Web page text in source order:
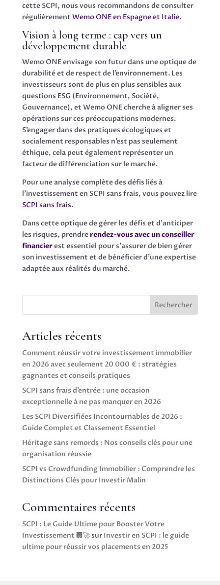
cette SCPI, nous vous recommandons de consulter
régulièrement Wemo ONE en Espagne et Italie.
Vision à long terme : cap vers un
développement durable
Wemo ONE envisage son futur dans une optique de
durabilité et de respect de l’environnement. Les
investisseurs sont de plus en plus sensibles aux
questions ESG (Environnement, Société,
Gouvernance), et Wemo ONE cherche à aligner ses
opérations sur ces préoccupations modernes.
S’engager dans des pratiques écologiques et
socialement responsables n’est pas seulement
éthique, cela peut également représenter un
facteur de différenciation sur le marché.
Pour une analyse complète des défis liés à
l’investissement en SCPI sans frais, vous pouvez lire
SCPI sans frais.
Dans cette optique de gérer les défis et d’anticiper
les risques, prendre rendez-vous avec un conseiller
financierest essentiel pour s’assurer de bien gérer
son investissement et de bénéficier d’une expertise
adaptée aux réalités du marché.
Rechercher
Articles récents
Comment réussir votre investissement immobilier
en 2026 avec seulement 20 000 € : stratégies
gagnantes et conseils pratiques
SCPI sans frais d’entrée : une occasion
exceptionnelle à ne pas manquer en 2026
Les SCPI Diversifiées Incontournables de 2026 :
Guide Complet et Classement Essentiel
Héritage sans remords : Nos conseils clés pour une
organisation réussie
SCPI vs Crowdfunding Immobilier : Comprendre les
Distinctions Clés pour Investir Malin
Commentaires récents
SCPI : Le Guide Ultime pour Booster Votre
Investissement 🏢🚀sur Investir en SCPI : le guide
ultime pour réussir vos placements en 2025